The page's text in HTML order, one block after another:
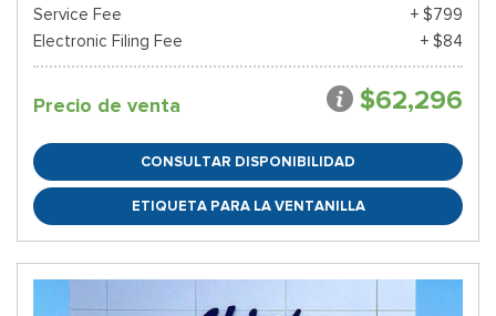
Service Fee
+ $799
Electronic Filing Fee
+ $84
Precio de venta $62,296
CONSULTAR DISPONIBILIDAD
ETIQUETA PARA LA VENTANILLA